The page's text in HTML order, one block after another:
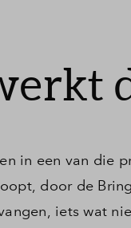
in een van die
door de
iets wat